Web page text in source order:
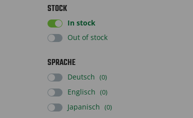
STOCK
In stock
Out of stock
SPRACHE
Deutsch (0)
Englisch (0)
Japanisch (0)